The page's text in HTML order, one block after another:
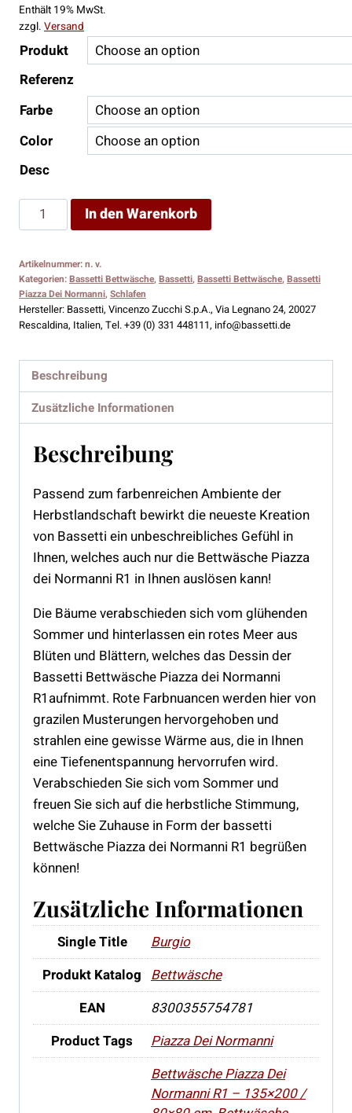
309,00 €
Enthält 19% MwSt.
zzgl. Versand
Produkt
Referenz
Farbe
Color
Desc
Bassetti
Bettwäsche
Dei
Normanni
R1
In den Warenkorb
Artikelnummer:n. v.
Kategorien:Bassetti Bettwäsche,Bassetti,Bassetti Bettwäsche,Bassetti
Piazza Dei Normanni,Schlafen
Hersteller: Bassetti, Vincenzo Zucchi S.p.A., Via Legnano 24, 20027
Rescaldina, Italien, Tel. +39 (0) 331 448111, info@bassetti.de
Beschreibung
Zusätzliche Informationen
Beschreibung
Passend zum farbenreichen Ambiente der
Herbstlandschaft bewirkt die neueste Kreation
von Bassetti ein unbeschreibliches Gefühl in
Ihnen, welches auch nur die Bettwäsche Piazza
dei Normanni R1 in Ihnen auslösen kann!
Die Bäume verabschieden sich vom glühenden
Sommer und hinterlassen ein rotes Meer aus
Blüten und Blättern, welches das Dessin der
Bassetti Bettwäsche Piazza dei Normanni
R1aufnimmt. Rote Farbnuancen werden hier von
grazilen Musterungen hervorgehoben und
strahlen eine gewisse Wärme aus, die in Ihnen
eine Tiefenentspannung hervorrufen wird.
Verabschieden Sie sich vom Sommer und
freuen Sie sich auf die herbstliche Stimmung,
welche Sie Zuhause in Form der bassetti
Bettwäsche Piazza dei Normanni R1 begrüßen
können!
Zusätzliche Informationen
Single Title
Burgio
Produkt Katalog Bettwäsche
EAN
8300355754781
Product Tags
Piazza Dei Normanni
Bettwäsche Piazza Dei
Normanni R1 – 135×200 /